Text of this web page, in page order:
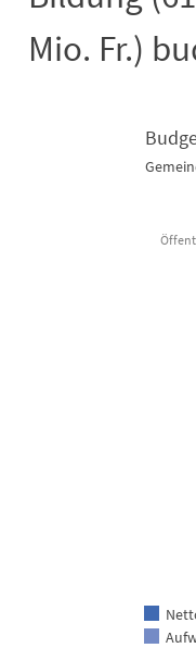
Mio. Fr.)
View as data table,
The chart has 1 Y